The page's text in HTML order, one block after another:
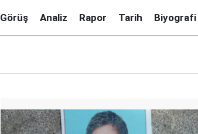
Görüş Analiz Rapor Tarih Biyografi